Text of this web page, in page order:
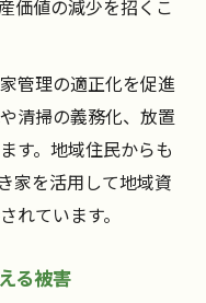
絡の取り方
家活用の進め方
価値の減少を招くこ
管理の適正化を促進
清掃の義務化、放置
す。地域住民からも
家を活用して地域資
れています。
る被害